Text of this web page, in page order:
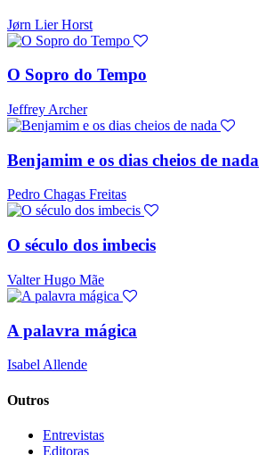
Jørn Lier Horst
O Sopro do Tempo
Jeffrey Archer
Benjamim e os dias cheios de nada
Pedro Chagas Freitas
O século dos imbecis
Valter Hugo Mãe
A palavra mágica
Isabel Allende
Outros
Entrevistas
Editoras